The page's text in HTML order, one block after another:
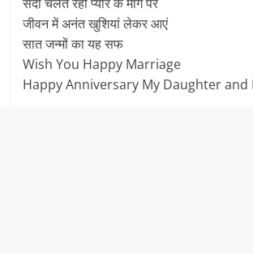
सदा चलते रहो प्यार के मार्ग पर
जीवन में अनंत खुशियां लेकर आएं
सात जन्मों का यह सफ
Wish You Happy Marriage
Happy Anniversary My Daughter and